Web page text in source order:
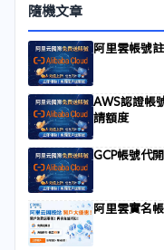
隨機文章
阿里雲帳號
AWS認證帳
請額度
GCP帳號代
阿里雲實名